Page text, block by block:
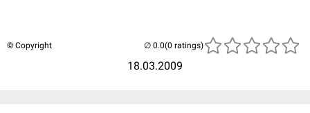
© Copyright
18.03.2009
(0 ratings)